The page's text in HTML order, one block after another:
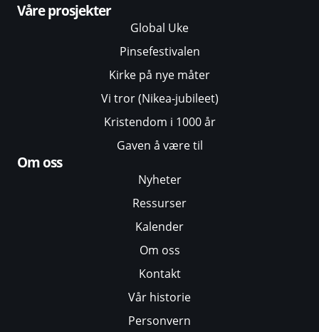
Våre prosjekter
Global Uke
Pinsefestivalen
Kirke på nye måter
Vi tror (Nikea-jubileet)
Kristendom i 1000 år
Gaven å være til
Om oss
Nyheter
Ressurser
Kalender
Om oss
Kontakt
Vår historie
Personvern